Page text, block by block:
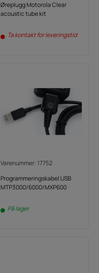
Øreplugg Motorola Clear
acoustic tube kit
Ta kontakt for leveringstid
Varenummer: 17752
Programmeringskabel USB
MTP3000/6000/MXP600
På lager